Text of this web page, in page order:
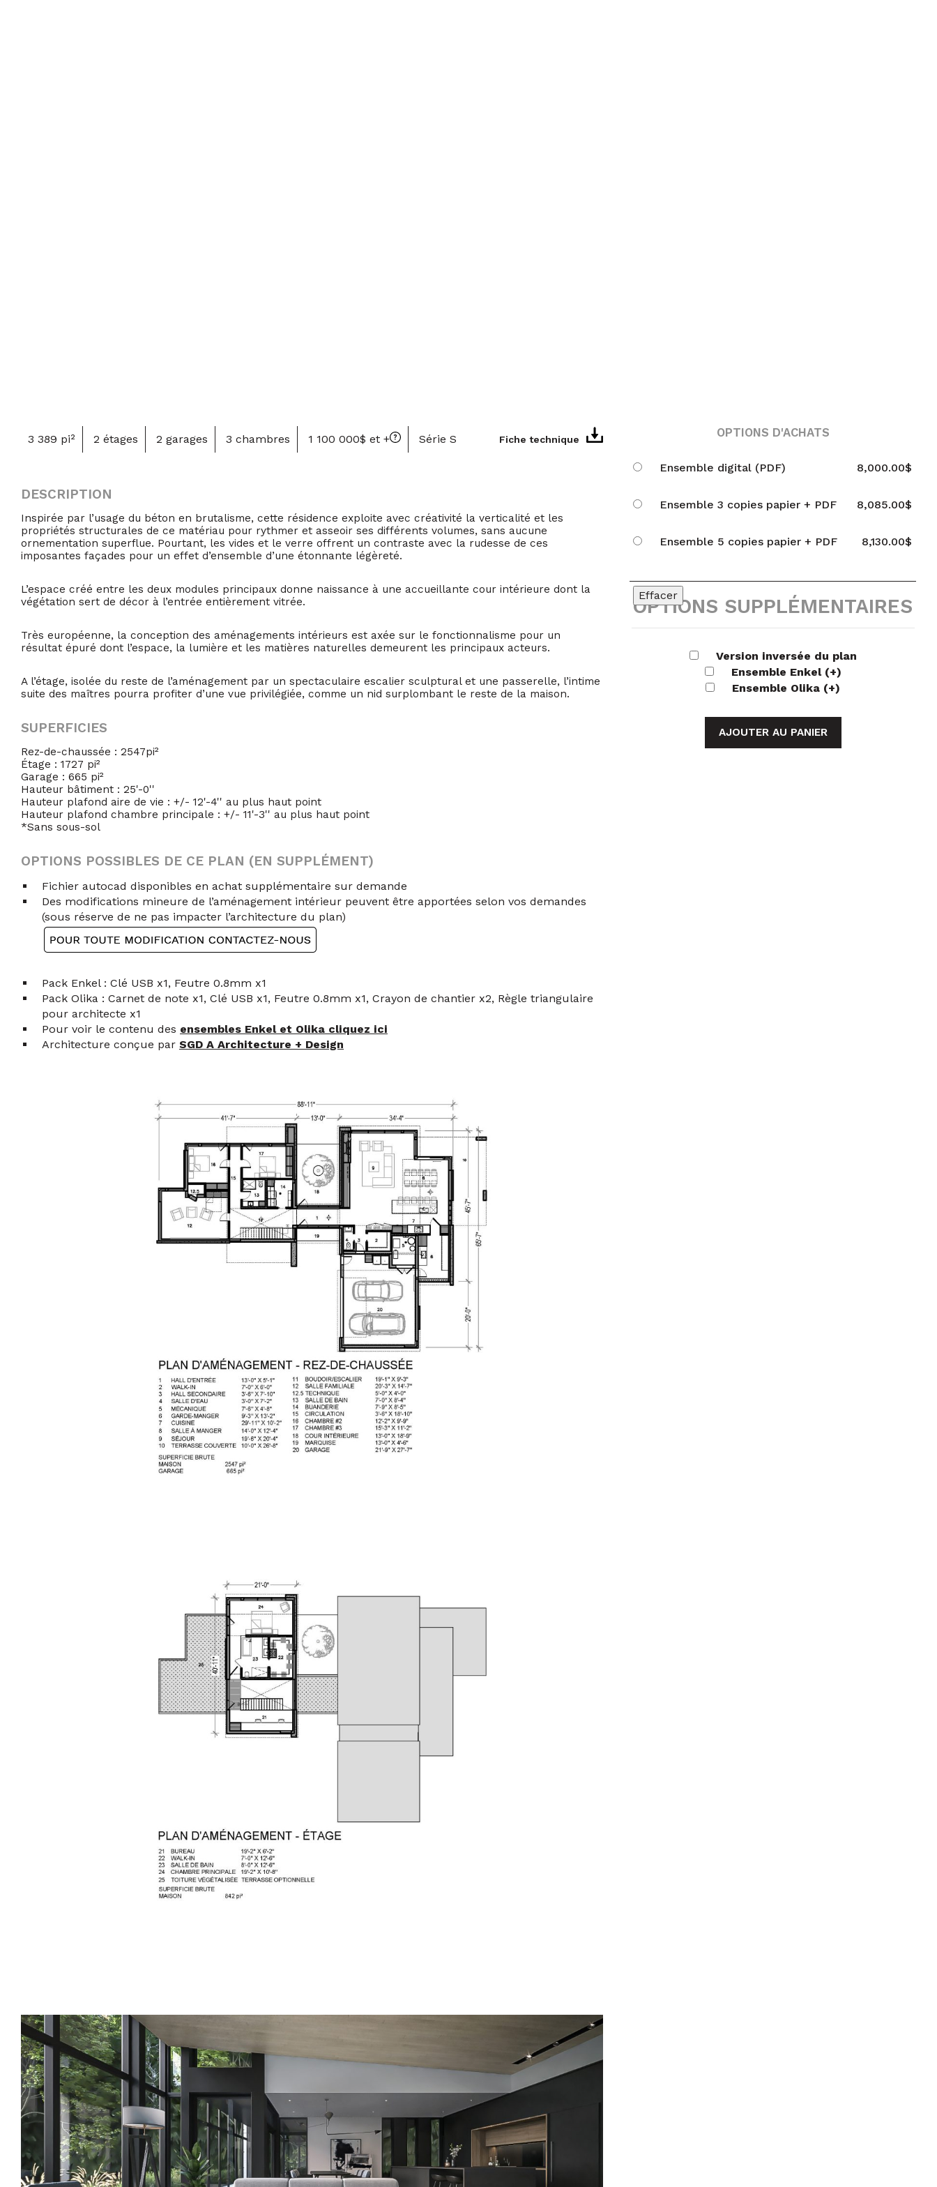
Fiche technique
3 389 pi² 2 étages 2 garages 3 chambres 1 100 000$ et + Série S
DESCRIPTION
Inspirée par l’usage du béton en brutalisme, cette résidence exploite avec créativité la verticalité et les
propriétés structurales de ce matériau pour rythmer et asseoir ses différents volumes, sans aucune
ornementation superflue. Pourtant, les vides et le verre offrent un contraste avec la rudesse de ces
imposantes façades pour un effet d’ensemble d’une étonnante légèreté.
L’espace créé entre les deux modules principaux donne naissance à une accueillante cour intérieure dont la
végétation sert de décor à l’entrée entièrement vitrée.
Très européenne, la conception des aménagements intérieurs est axée sur le fonctionnalisme pour un
résultat épuré dont l’espace, la lumière et les matières naturelles demeurent les principaux acteurs.
A l’étage, isolée du reste de l’aménagement par un spectaculaire escalier sculptural et une passerelle, l’intime
suite des maîtres pourra profiter d’une vue privilégiée, comme un nid surplombant le reste de la maison.
OPTIONS D'ACHATS
Ensemble digital (PDF) 8,000.00$
Ensemble 3 copies papier + PDF 8,085.00$
Ensemble 5 copies papier + PDF 8,130.00$
Effacer
OPTIONS SUPPLÉMENTAIRES
Version inversée du plan
Ensemble Enkel (+)
Ensemble Olika (+)
AJOUTER AU PANIER
SUPERFICIES
Rez-de-chaussée : 2547pi²
Étage : 1727 pi²
Garage : 665 pi²
Hauteur bâtiment : 25'-0''
Hauteur plafond aire de vie : +/- 12'-4'' au plus haut point
Hauteur plafond chambre principale : +/- 11'-3'' au plus haut point
*Sans sous-sol
OPTIONS POSSIBLES DE CE PLAN (EN SUPPLÉMENT)
Fichier autocad disponibles en achat supplémentaire sur demande
Des modifications mineure de l’aménagement intérieur peuvent être apportées selon vos demandes
(sous réserve de ne pas impacter l’architecture du plan)
Pack Enkel : Clé USB x1, Feutre 0.8mm x1
Pack Olika : Carnet de note x1, Clé USB x1, Feutre 0.8mm x1, Crayon de chantier x2, Règle triangulaire
pour architecte x1
Pour voir le contenu des ensembles Enkel et Olika cliquez ici
Architecture conçue par SGD A Architecture + Design